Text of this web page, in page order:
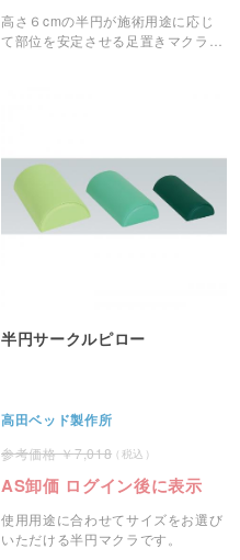
高さ６cmの半円が施術用途に応じ
て部位を安定させる足置きマクラで
半円サークルピロー
高田ベッド製作所
7,018
AS卸価 ログイン後に表示
使用用途に合わせてサイズをお選び
いただける半円マクラです。